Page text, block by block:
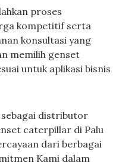
proses
kompetitif serta
konsultasi yang
memilih genset
untuk aplikasi bisnis
sebagai distributor
caterpillar di Palu
dari berbagai
Kami dalam